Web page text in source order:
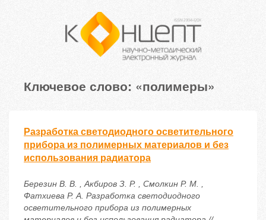
Ключевое слово: «полимеры»
Разработка светодиодного осветительного
прибора из полимерных материалов и без
использования радиатора
Березин В. В. , Акбиров З. Р. , Смолкин Р. М. ,
Фатхиева Р. А. Разработка светодиодного
осветительного прибора из полимерных